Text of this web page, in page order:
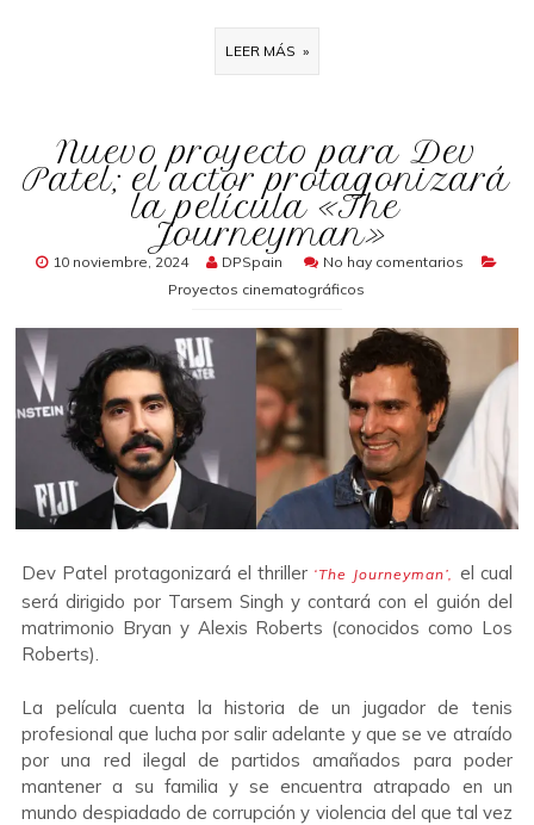
LEER MÁS »
Nuevo proyecto para Dev
Patel; el actor protagonizará
la película «The
Journeyman»
10 noviembre, 2024 DPSpain
No hay comentarios
Proyectos cinematográficos
Dev Patel protagonizará el thriller ‘The Journeyman’, el cual
será dirigido por Tarsem Singh y contará con el guión del
matrimonio Bryan y Alexis Roberts (conocidos como Los
Roberts).
La película cuenta la historia de un jugador de tenis
profesional que lucha por salir adelante y que se ve atraído
por una red ilegal de partidos amañados para poder
mantener a su familia y se encuentra atrapado en un
mundo despiadado de corrupción y violencia del que tal vez